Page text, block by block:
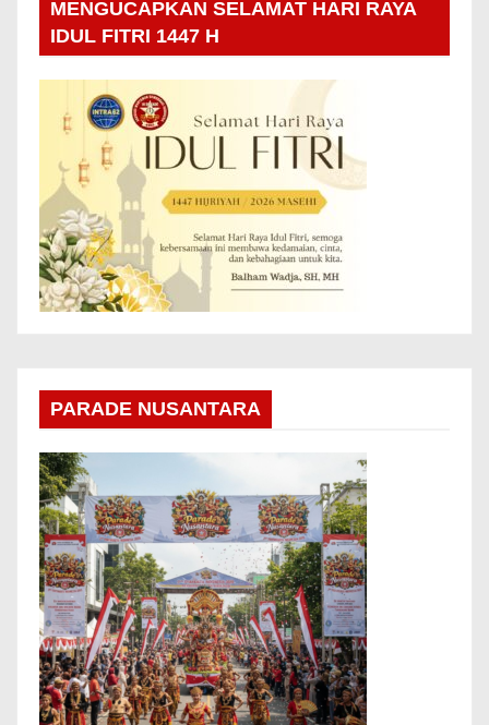
MENGUCAPKAN SELAMAT HARI RAYA
IDUL FITRI 1447 H
PARADE NUSANTARA